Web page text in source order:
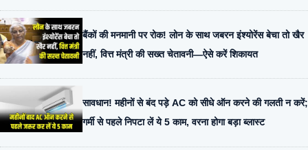
बैंकों की मनमानी पर रोक! लोन के साथ जबरन इंश्योरेंस बेचा तो खैर
नहीं, वित्त मंत्री की सख्त चेतावनी—ऐसे करें शिकायत
सावधान! महीनों से बंद पड़े AC को सीधे ऑन करने की गलती न करें;
गर्मी से पहले निपटा लें ये 5 काम, वरना होगा बड़ा ब्लास्ट